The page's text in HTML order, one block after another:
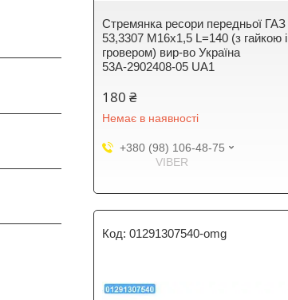
Стремянка ресори передньої ГАЗ
53,3307 М16х1,5 L=140 (з гайкою і
гровером) вир-во Україна
53А-2902408-05 UA1
180 ₴
Немає в наявності
+380 (98) 106-48-75
VIBER
01291307540-omg